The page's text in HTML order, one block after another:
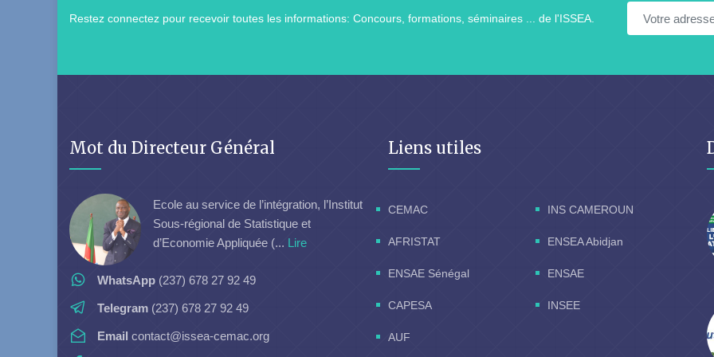
Restez connectez pour recevoir toutes les informations: Concours, formations, séminaires ... de l'ISSEA.
Mot du Directeur Général
Ecole au service de l’intégration, l’Institut
Sous-régional de Statistique et
d’Economie Appliquée (... Lire
WhatsApp (237) 678 27 92 49
Telegram (237) 678 27 92 49
Email contact@issea-cemac.org
Liens utiles
CEMAC INS CAMEROUN
AFRISTAT ENSEA Abidjan
ENSAE Sénégal ENSAE
CAPESA INSEE
AUF